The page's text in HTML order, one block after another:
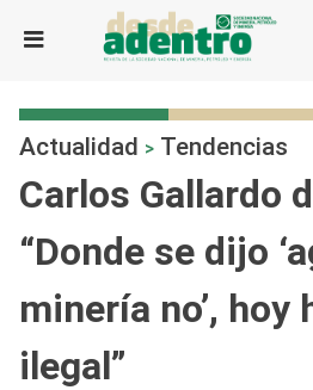
Actualidad > Tendencias
Carlos Gallardo
“Donde se dijo
minería no’, hoy
ilegal”